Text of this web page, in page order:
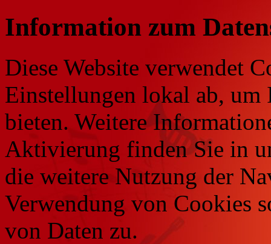
Information zum
Diese Website verwendet
Einstellungen lokal ab, um
bieten. Weitere
Aktivierung finden Sie in
die weitere Nutzung der
Verwendung von Cookies
von Daten zu.